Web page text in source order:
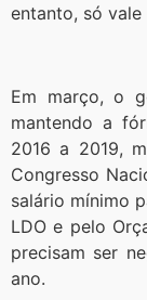
entanto, só vale
Em março, o
mantendo a
2016 a 2019,
Congresso
salário mínimo
LDO e pelo
precisam ser
ano.